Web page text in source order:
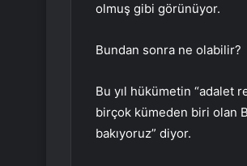
olmuş gibi görünüyor.
Bundan sonra ne olabilir?
Bu yıl hükümetin “adalet
birçok kümeden biri olan
bakıyoruz” diyor.